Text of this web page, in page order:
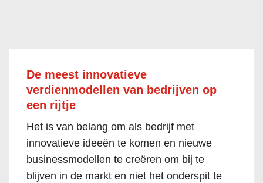
De meest innovatieve
verdienmodellen van bedrijven op
een rijtje
Het is van belang om als bedrijf met
innovatieve ideeën te komen en nieuwe
businessmodellen te creëren om bij te
blijven in de markt en niet het onderspit te